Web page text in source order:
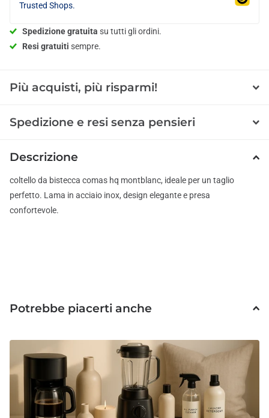
Trusted Shops.
Spedizione gratuita su tutti gli ordini.
Resi gratuiti sempre.
Più acquisti, più risparmi!
Spedizione e resi senza pensieri
Descrizione
coltello da bistecca comas hq montblanc, ideale per un taglio
perfetto. Lama in acciaio inox, design elegante e presa
confortevole.
Potrebbe piacerti anche